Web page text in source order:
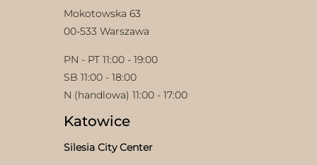
Mokotowska 63
00-533 Warszawa
PN - PT 11:00 - 19:00
SB 11:00 - 18:00
N (handlowa) 11:00 - 17:00
Katowice
Silesia City Center